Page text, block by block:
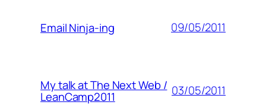
Email Ninja-ing 09/05/2011
My talk at The Next Web /
LeanCamp2011 03/05/2011